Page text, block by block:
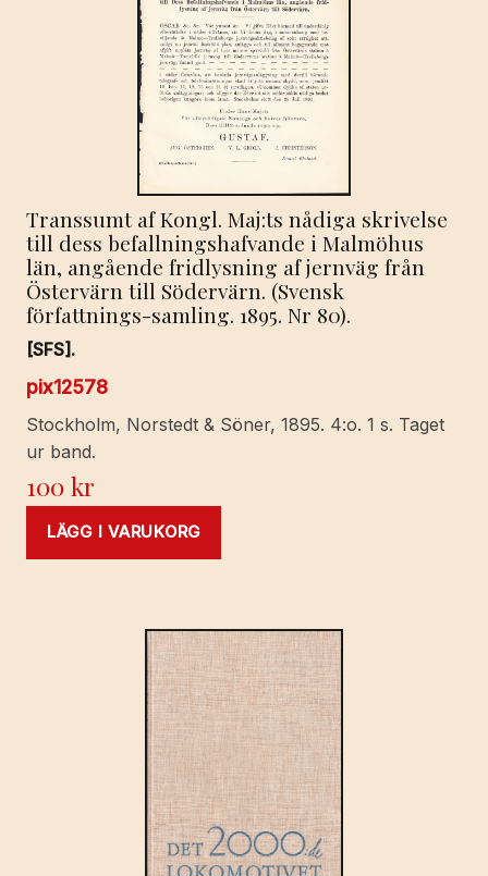
and
electric
locomotives
in
general
use.
1958
mängd
Transsumt af Kongl. Maj:ts nådiga skrivelse
till dess befallningshafvande i Malmöhus
län, angående fridlysning af jernväg från
Östervärn till Södervärn. (Svensk
författnings-samling. 1895. Nr 80).
[SFS].
pix12578
Stockholm, Norstedt & Söner, 1895. 4:o. 1 s. Taget
ur band.
100kr
LÄGG I VARUKORG